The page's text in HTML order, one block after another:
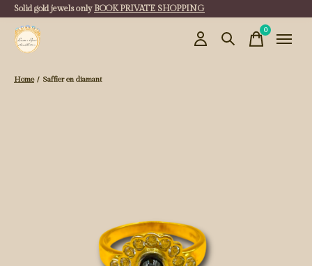
Solid gold jewels only BOOK PRIVATE SHOPPING
0items
Home / Saffier en diamant